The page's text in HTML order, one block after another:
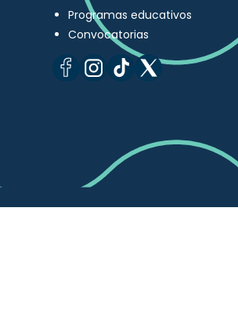
Programas educativos
Convocatorias